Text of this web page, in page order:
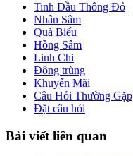
Tinh Dầu Thông Đỏ
Nhân Sâm
Quà Biếu
Hồng Sâm
Linh Chi
Đông trùng
Khuyến Mãi
Câu Hỏi Thường Gặp
Đặt câu hỏi
Bài viết liên quan